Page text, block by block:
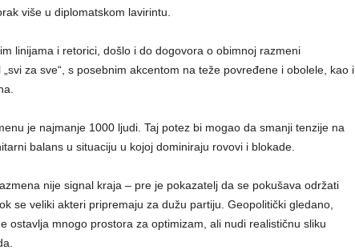
više u diplomatskom lavirintu.
linijama i retorici, došlo i do dogovora o obimnoj razmeni
za sve“, s posebnim akcentom na teže povređene i obolele, kao i
je najmanje 1000 ljudi. Taj potez bi mogao da smanji tenzije na
balans u situaciju u kojoj dominiraju rovovi i blokade.
nije signal kraja – pre je pokazatelj da se pokušava održati
se veliki akteri pripremaju za dužu partiju. Geopolitički gledano,
ostavlja mnogo prostora za optimizam, ali nudi realističnu sliku